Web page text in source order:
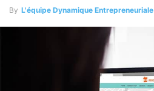
By L'équipe Dynamique Entrepreneuriale